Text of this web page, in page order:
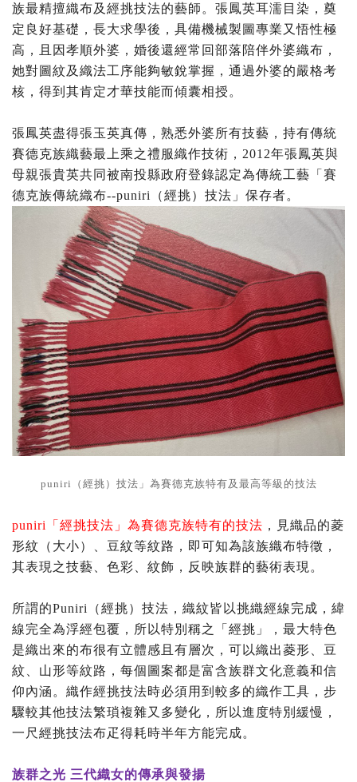
族最精擅織布及經挑技法的藝師。張鳳英耳濡目染，奠
定良好基礎，長大求學後，具備機械製圖專業又悟性極
高，且因孝順外婆，婚後還經常回部落陪伴外婆織布，
她對圖紋及織法工序能夠敏銳掌握，通過外婆的嚴格考
核，得到其肯定才華技能而傾囊相授。
張鳳英盡得張玉英真傳，熟悉外婆所有技藝，持有傳統
賽德克族織藝最上乘之禮服織作技術，2012年張鳳英與
母親張貴英共同被南投縣政府登錄認定為傳統工藝「賽
德克族傳統織布--puniri（經挑）技法」保存者。
puniri（經挑）技法」為賽德克族特有及最高等級的技法
puniri「經挑技法」為賽德克族特有的技法 ，見織品的菱
形紋（大小）、豆紋等紋路，即可知為該族織布特徵，
其表現之技藝、色彩、紋飾，反映族群的藝術表現。
所謂的Puniri（經挑）技法，織紋皆以挑織經線完成，緯
線完全為浮經包覆，所以特別稱之「經挑」，最大特色
是織出來的布很有立體感且有層次，可以織出菱形、豆
紋、山形等紋路，每個圖案都是富含族群文化意義和信
仰內涵。織作經挑技法時必須用到較多的織作工具，步
驟較其他技法繁瑣複雜又多變化，所以進度特別緩慢，
一尺經挑技法布疋得耗時半年方能完成。
族群之光 三代織女的傳承與發揚